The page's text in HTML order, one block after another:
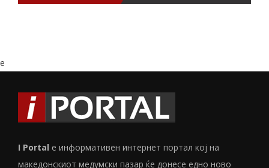
e
I Portal е информативен интернет портал кој на
македонскиот медумски пазар ќе донесе едно ново